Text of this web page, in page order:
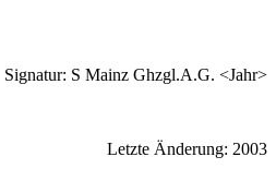
Signatur: S Mainz Ghzgl.A.G. <Jahr>
Letzte Änderung: 2003